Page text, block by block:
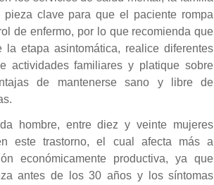
pieza clave para que el paciente rompa
de enfermo, por lo que recomienda que
la etapa asintomática, realice diferentes
actividades familiares y platique sobre
de mantenerse sano y libre de
hombre, entre diez y veinte mujeres
este trastorno, el cual afecta más a
económicamente productiva, ya que
antes de los 30 años y los síntomas